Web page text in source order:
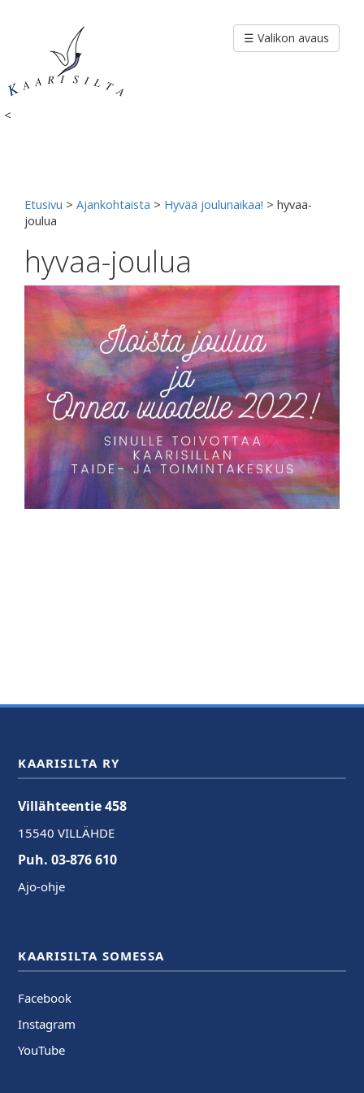
<
☰ Valikon avaus
Etusivu > Ajankohtaista > Hyvää joulunaikaa! > hyvaa-
joulua
hyvaa-joulua
KAARISILTA RY
Villähteentie 458
15540 VILLÄHDE
Puh. 03-876 610
Ajo-ohje
KAARISILTA SOMESSA
Facebook
Instagram
YouTube